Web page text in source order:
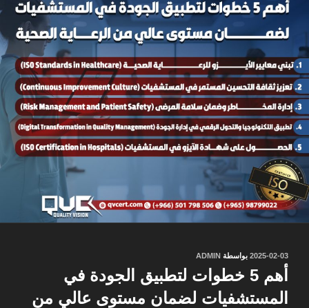
نُشر
في
2025-02-03 بواسطة ADMIN
أهم 5 خطوات لتطبيق الجودة في
المستشفيات لضمان مستوى عالي من